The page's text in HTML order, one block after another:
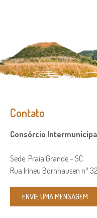
Contato
Consórcio
Sede: Praia Grande – SC
Rua Irineu Bornhausen nº
ENVIE UMA MENSAGEM